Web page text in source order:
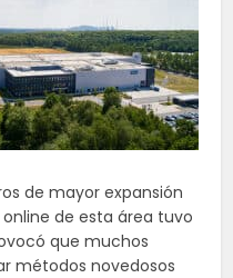
de mayor expansión
de esta área tuvo
que muchos
métodos novedosos